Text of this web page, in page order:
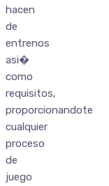
hacen
de
entrenos
asi�
como
requisitos,
proporcionandote
cualquier
proceso
de
juego